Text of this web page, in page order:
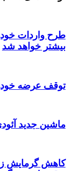
طرح واردات
بیشتر خواهد شد
توقف عرضه
ماشین جدید
کاهش گرمایش